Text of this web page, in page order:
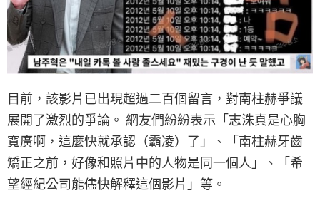
目前，該影片已出現超過二百個留言，對南柱赫爭議
展開了激烈的爭論。 網友們紛紛表示「志洙真是心胸
寬廣啊，這麼快就承認（霸凌）了」、「南柱赫牙齒
矯正之前，好像和照片中的人物是同一個人」、「希
望經紀公司能儘快解釋這個影片」等。